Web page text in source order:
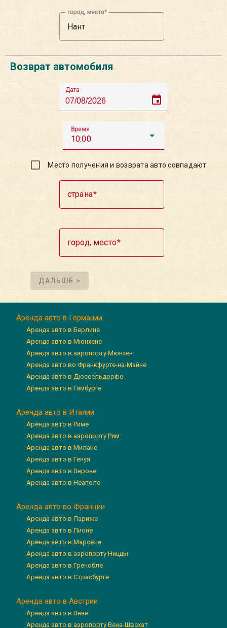
город, место
Возврат автомобиля
Дата
event
Время
10:00
Место получения и возврата авто совпадают
страна
город, место
ДАЛЬШЕ >
Аренда авто в Германии
Аренда авто в Берлине
Аренда авто в Мюнхене
Аренда авто в аэропорту Мюнхен
Аренда авто во Франкфурте-на-Майне
Аренда авто в Дюссельдорфе
Аренда авто в Гамбурге
Аренда авто в Италии
Аренда авто в Риме
Аренда авто в аэропорту Рим
Аренда авто в Милане
Аренда авто в Генуя
Аренда авто в Вероне
Аренда авто в Неаполе
Аренда авто во Франции
Аренда авто в Париже
Аренда авто в Лионе
Аренда авто в Марселе
Аренда авто в аэропорту Ниццы
Аренда авто в Гренобле
Аренда авто в Страсбурге
Аренда авто в Австрии
Аренда авто в Вене
Аренда авто в аэропорту Вена-Швехат